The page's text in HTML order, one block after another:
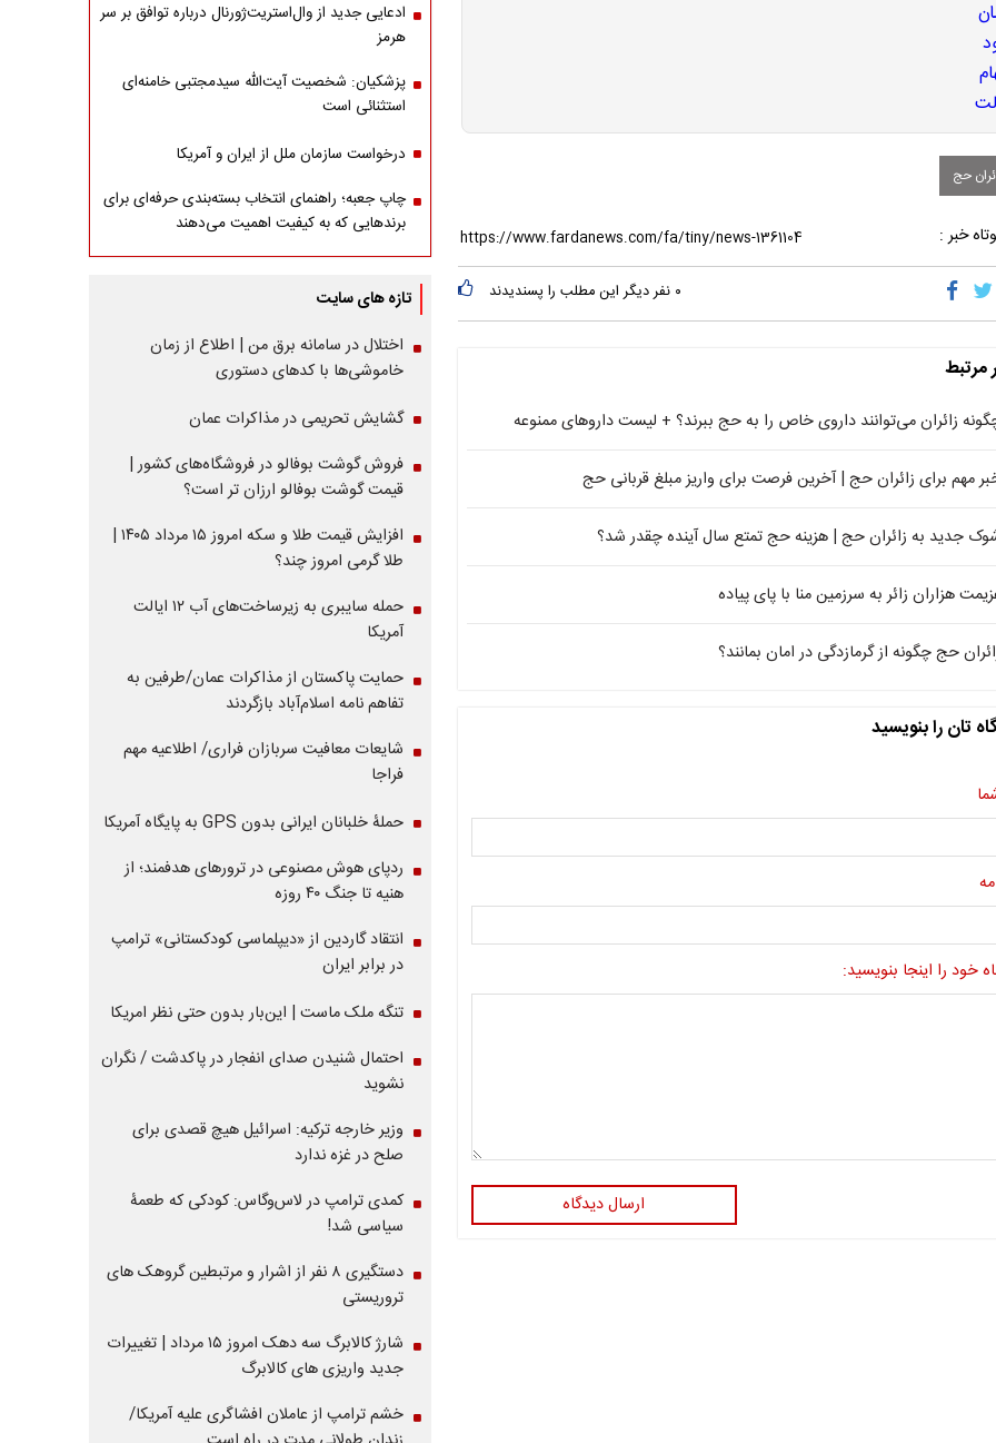
حج
خبر :
۰ نفر دیگر این مطلب را پسندیدند
مرتبط
زائران می‌توانند داروی خاص را به حج ببرند؟ + لیست داروهای ممنوعه
مهم برای زائران حج | آخرین فرصت برای واریز مبلغ قربانی حج
جدید به زائران حج | هزینه حج تمتع سال آینده چقدر شد؟
هزاران زائر به سرزمین منا با پای پیاده
حج چگونه از گرمازدگی در امان بمانند؟
تان را بنویسید
خود را اینجا بنویسید:
ارسال دیدگاه
ادعایی جدید از وال‌استریت‌ژورنال درباره توافق بر سر
هرمز
پزشکیان: شخصیت آیت‌الله سیدمجتبی خامنه‌ای
استثنائی است
درخواست سازمان ملل از ایران و آمریکا
چاپ جعبه؛ راهنمای انتخاب بسته‌بندی حرفه‌ای برای
برندهایی که به کیفیت اهمیت می‌دهند
تازه های سایت
اختلال در سامانه برق من | اطلاع از زمان
خاموشی‌ها با کدهای دستوری
گشایش تحریمی در مذاکرات عمان
فروش گوشت بوفالو در فروشگاه‌های کشور |
قیمت گوشت بوفالو ارزان تر است؟
افزایش قیمت طلا و سکه امروز ۱۵ مرداد ۱۴۰۵ |
طلا گرمی امروز چند؟
حمله سایبری به زیرساخت‌های آب ۱۲ ایالت
آمریکا
حمایت پاکستان از مذاکرات عمان/طرفین به
تفاهم نامه اسلام‌آباد بازگردند
شایعات معافیت سربازان فراری/ اطلاعیه مهم
فراجا
حملۀ خلبانان ایرانی بدون GPS به پایگاه آمریکا
ردپای هوش مصنوعی در ترورهای هدفمند؛ از
هنیه تا جنگ ۴۰ روزه
انتقاد گاردین از «دیپلماسی کودکستانی» ترامپ
در برابر ایران
تنگه ملک ماست | این‌بار بدون حتی نظر امریکا
احتمال شنیدن صدای انفجار در پاکدشت / نگران
نشوید
وزیر خارجه ترکیه: اسرائیل هیچ قصدی برای
صلح در غزه ندارد
کمدی ترامپ در لاس‌وگاس: کودکی که طعمۀ
سیاسی شد!
دستگیری ۸ نفر از اشرار و مرتبطین گروهک های
تروریستی
شارژ کالابرگ سه دهک امروز ۱۵ مرداد | تغییرات
جدید واریزی های کالابرگ
خشم ترامپ از عاملان افشاگری‌ علیه آمریکا/